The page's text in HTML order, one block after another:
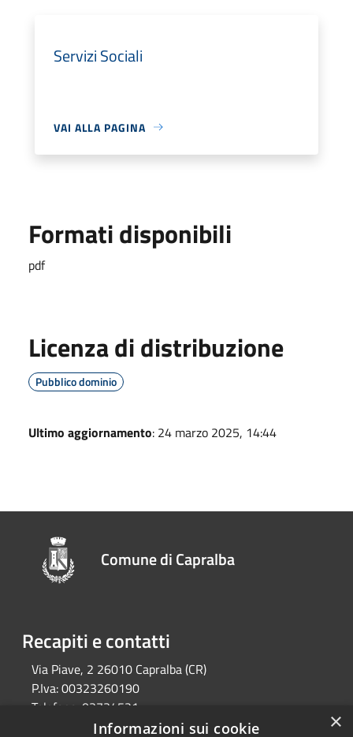
Servizi Sociali
VAI ALLA PAGINA
Formati disponibili
pdf
Licenza di distribuzione
Pubblico dominio
Ultimo aggiornamento: 24 marzo 2025, 14:44
Comune di Capralba
Recapiti e contatti
Via Piave, 2 26010 Capralba (CR)
P.Iva:00323260190
Telefono: 03734521
segreteria@comune.capralba.cr.it
×
Informazioni sui cookie